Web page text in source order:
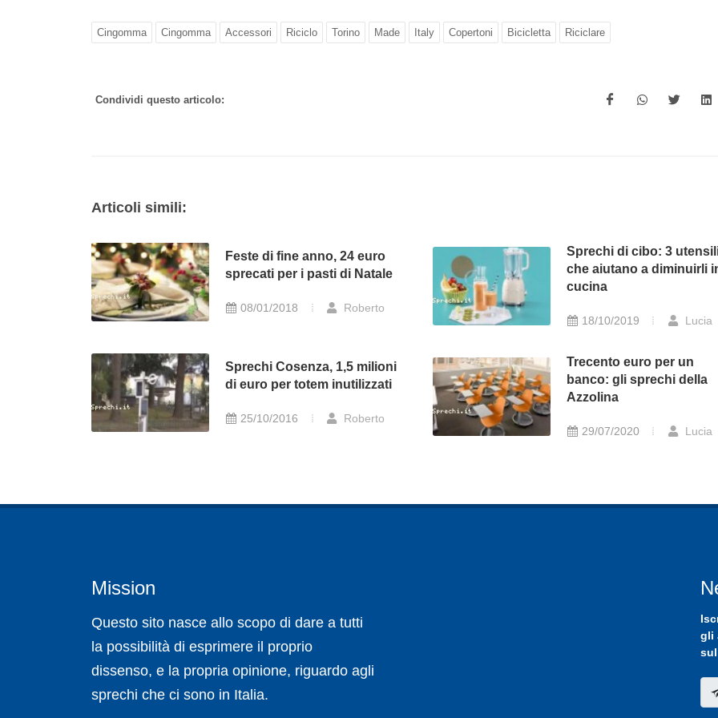
Cingomma Cingomma Accessori Riciclo Torino Made Italy Copertoni Bicicletta Riciclare
Condividi questo articolo:
Articoli simili:
Feste di fine anno, 24 euro
sprecati per i pasti di Natale
08/01/2018 Roberto
Sprechi di cibo: 3
che aiutano a diminuirli
cucina
18/10/2019 Lucia
Sprechi Cosenza, 1,5 milioni
di euro per totem inutilizzati
25/10/2016 Roberto
Trecento euro per un
banco: gli sprechi della
Azzolina
29/07/2020 Lucia
Mission
Questo sito nasce allo scopo di dare a tutti
la possibilità di esprimere il proprio
dissenso, e la propria opinione, riguardo agli
sprechi che ci sono in Italia.
gli